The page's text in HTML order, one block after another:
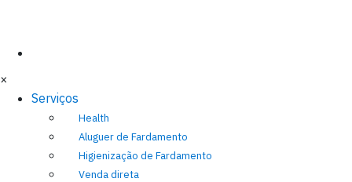
×
Serviços
Health
Aluguer de Fardamento
Higienização de Fardamento
Venda direta